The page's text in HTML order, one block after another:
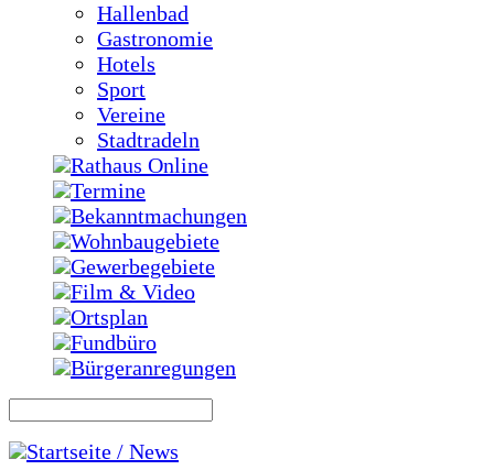
Hallenbad
Gastronomie
Hotels
Sport
Vereine
Stadtradeln
Rathaus Online
Termine
Bekanntmachungen
Wohnbaugebiete
Gewerbegebiete
Film & Video
Ortsplan
Fundbüro
Bürgeranregungen
Startseite / News